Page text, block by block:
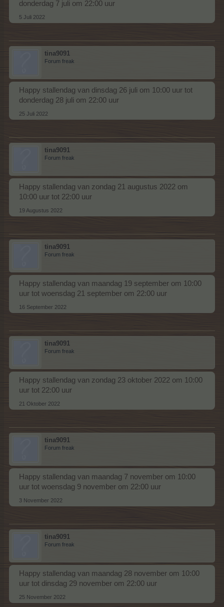
donderdag 7 juli om 22:00 uur
5 Juli 2022
tina9091
Forum freak
Happy stallendag van dinsdag 26 juli om 10:00 uur tot
donderdag 28 juli om 22:00 uur
25 Juli 2022
tina9091
Forum freak
Happy stallendag van zondag 21 augustus 2022 om
10:00 uur tot 22:00 uur
19 Augustus 2022
tina9091
Forum freak
Happy stallendag van maandag 19 september om 10:00
uur tot woensdag 21 september om 22:00 uur
16 September 2022
tina9091
Forum freak
Happy stallendag van zondag 23 oktober 2022 om 10:00
uur tot 22:00 uur
21 Oktober 2022
tina9091
Forum freak
Happy stallendag van maandag 7 november om 10:00
uur tot woensdag 9 november om 22:00 uur
3 November 2022
tina9091
Forum freak
Happy stallendag van maandag 28 november om 10:00
uur tot dinsdag 29 november om 22:00 uur
25 November 2022